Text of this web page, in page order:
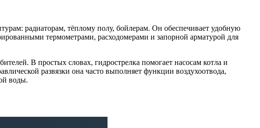
радиаторам, тёплому полу, бойлерам. Он обеспечивает удобную
термометрами, расходомерами и запорной арматурой для
В простых словах, гидрострелка помогает насосам котла и
развязки она часто выполняет функции воздухоотвода,
воды.